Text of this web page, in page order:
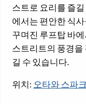
스트로 요리를 즐
에서는 편안한 식
꾸며진 루프탑 바
스트리트의 풍경을
길 수 있습니다.
위치: 오타와 스파